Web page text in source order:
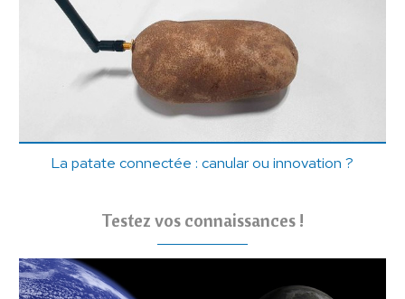
La patate connectée : canular ou innovation ?
Testez vos connaissances !